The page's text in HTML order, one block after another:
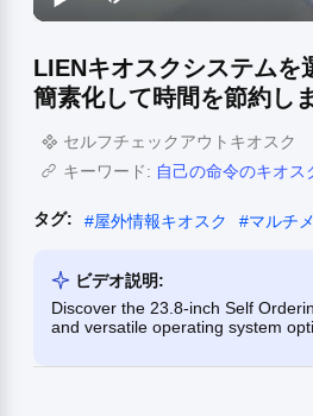
LIENキオスクシステムを
簡素化して時間を節約し
セルフチェックアウトキオスク
キーワード: 自己の命令のキオス
タグ: #屋外情報キオスク #マルチ
ビデオ説明:
Discover the 23.8-inch Self
and versatile operating system